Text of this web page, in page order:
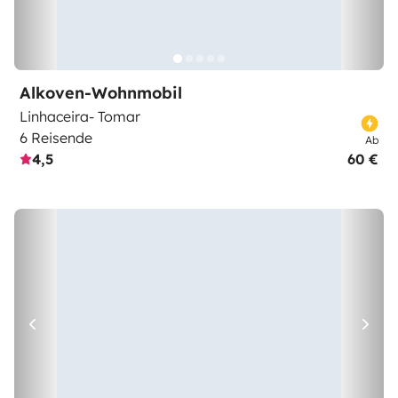
Alkoven-Wohnmobil
Linhaceira- Tomar
6 Reisende
4,5
Ab
60 €